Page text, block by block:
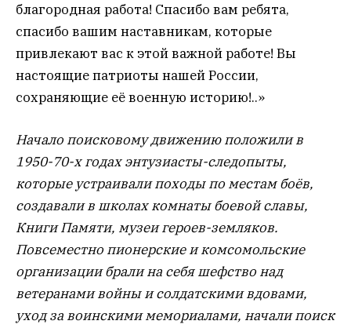
благородная работа! Спасибо вам ребята,
спасибо вашим наставникам, которые
привлекают вас к этой важной работе! Вы
настоящие патриоты нашей России,
сохраняющие её военную историю!..»
Начало поисковому движению положили в
1950-70-х годах энтузиасты-следопыты,
которые устраивали походы по местам боёв,
создавали в школах комнаты боевой славы,
Книги Памяти, музеи героев-земляков.
Повсеместно пионерские и комсомольские
организации брали на себя шефство над
ветеранами войны и солдатскими вдовами,
уход за воинскими мемориалами, начали поиск